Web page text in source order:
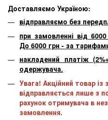
Доставляємо Україною:
відправляємо без
при замовленні від
До 6000 грн - за
накладений платіж
одержувача.
Увага! Акційний товар
відправляється лише з
рахунок отримувача в
замовлення.